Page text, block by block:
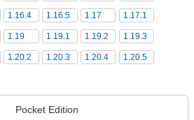
1.16.4 1.16.5 1.17 1.17.1
1.19 1.19.1 1.19.2 1.19.3
1.20.2 1.20.3 1.20.4 1.20.5
Pocket Edition